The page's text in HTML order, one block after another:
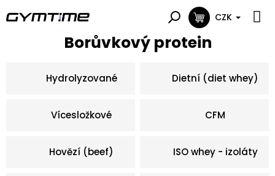
na
NÁKUPNÍ
KOŠÍK
CZK
Borůvkový protein
Hydrolyzované Dietní (diet whey)
Vícesložkové CFM
Hovězí (beef) ISO whey - izoláty